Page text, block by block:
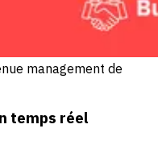
management de
temps réel